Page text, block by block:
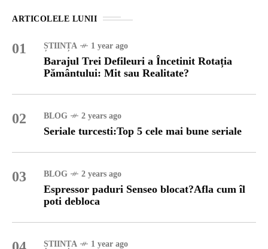
ARTICOLELE LUNII
01 ȘTIINȚA 1 year ago
Barajul Trei Defileuri a Încetinit Rotația
Pământului: Mit sau Realitate?
02 BLOG 2 years ago
Seriale turcesti:Top 5 cele mai bune seriale
03 BLOG 2 years ago
Espressor paduri Senseo blocat?Afla cum îl
poti debloca
ȘTIINȚA 1 year ago